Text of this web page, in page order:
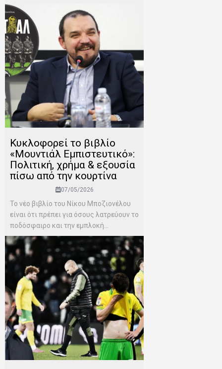
Κυκλοφορεί το βιβλίο
«Μουντιάλ Εμπιστευτικό»:
Πολιτική, χρήμα & εξουσία
πίσω από την κουρτίνα
07/05/2026
Το νέο βιβλίο του Νίκου Μποζιονέλου
είναι ότι πρέπει για όσους λατρεύουν το
ποδόσφαιρο και την εμπλοκή...